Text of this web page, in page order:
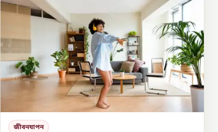
জীবনযাপন